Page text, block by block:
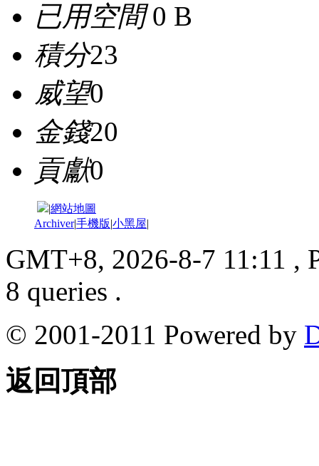
已用空間0 B
積分23
威望0
金錢20
貢獻0
|網站地圖
Archiver|手機版|小黑屋|
GMT+8, 2026-8-7 11:11 ,
8 queries .
© 2001-2011 Powered by
返回頂部